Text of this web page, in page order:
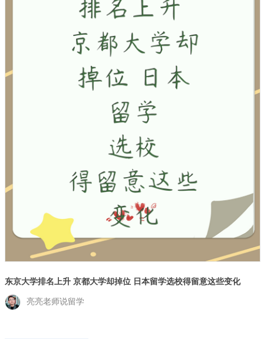
东京大学排名上升 京都大学却掉位 日本留学选校得留意这些变化
亮亮老师说留学